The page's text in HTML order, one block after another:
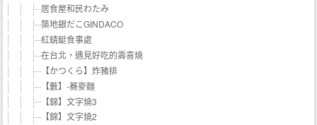
居食屋和民わたみ
築地銀だこGINDACO
紅蜻蜓食事處
在台北，遇見好吃的壽喜燒
【かつくら】炸豬排
【藪】-蕎麥麵
【錦】文字燒3
【錦】文字燒2